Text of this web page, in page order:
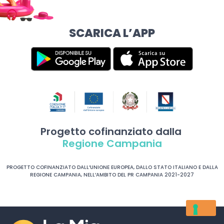
SCARICA L’APP
Progetto cofinanziato dalla
Regione Campania
PROGETTO COFINANZIATO DALL’UNIONE EUROPEA, DALLO STATO ITALIANO E DALLA
REGIONE CAMPANIA, NELL’AMBITO DEL PR CAMPANIA 2021-2027